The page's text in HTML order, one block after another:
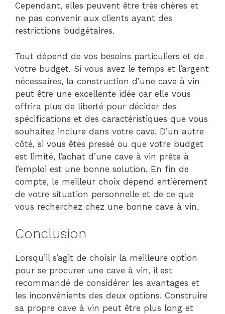
Cependant, elles peuvent être très chères et
ne pas convenir aux clients ayant des
restrictions budgétaires.
Tout dépend de vos besoins particuliers et de
votre budget. Si vous avez le temps et l’argent
nécessaires, la construction d’une cave à vin
peut être une excellente idée car elle vous
offrira plus de liberté pour décider des
spécifications et des caractéristiques que vous
souhaitez inclure dans votre cave. D’un autre
côté, si vous êtes pressé ou que votre budget
est limité, l’achat d’une cave à vin prête à
l’emploi est une bonne solution. En fin de
compte, le meilleur choix dépend entièrement
de votre situation personnelle et de ce que
vous recherchez chez une bonne cave à vin.
Conclusion
Lorsqu’il s’agit de choisir la meilleure option
pour se procurer une cave à vin, il est
recommandé de considérer les avantages et
les inconvénients des deux options. Construire
sa propre cave à vin peut être plus long et